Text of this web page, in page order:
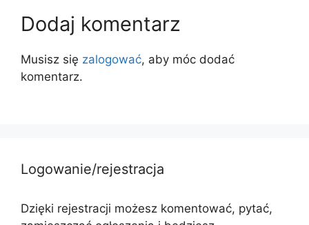
Dodaj komentarz
Musisz się zalogować, aby móc dodać
komentarz.
Logowanie/rejestracja
Dzięki rejestracji możesz komentować, pytać,